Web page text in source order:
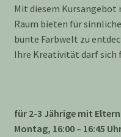
Mit diesem
Raum bieten für
bunte Farbwelt zu
Ihre Kreativität darf
für 2-3 Jährige mit
Montag, 16:00 – 16:45